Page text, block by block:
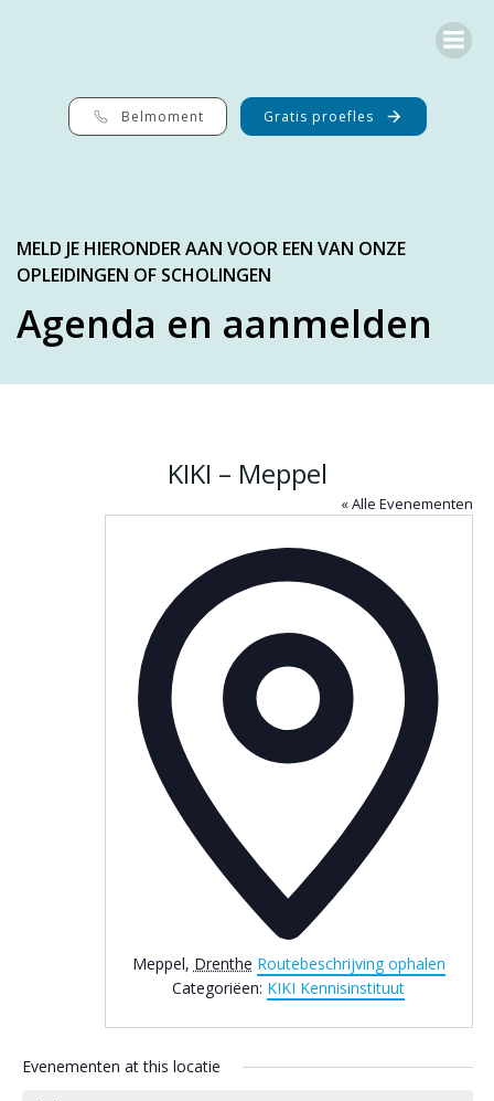
a
d
o
u
d
Belmoment Gratis proefles
MELD JE HIERONDER AAN VOOR EEN VAN ONZE
OPLEIDINGEN OF SCHOLINGEN
Agenda en aanmelden
KIKI – Meppel
« Alle Evenementen
Meppel, Drenthe Routebeschrijving ophalen
Categoriëen: KIKI Kennisinstituut
Evenementen at this locatie